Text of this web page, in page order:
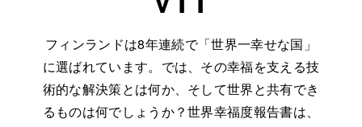
フィンランドは8年連続で「世界一幸せな国」
に選ばれています。では、その幸福を支える技
術的な解決策とは何か、そして世界と共有でき
るものは何でしょうか？世界幸福度報告書は、